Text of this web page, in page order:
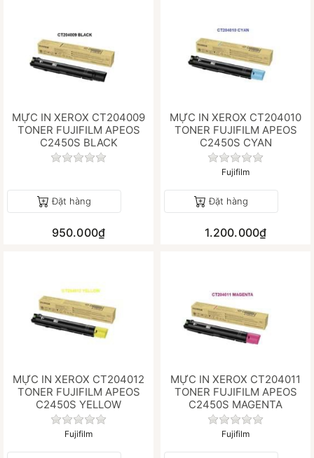
MỰC IN XEROX CT204009
TONER FUJIFILM APEOS
C2450S BLACK
Chưa có đánh giá nào cho sản phẩm này.
Đặt hàng
950.000₫
MỰC IN XEROX CT204010
TONER FUJIFILM APEOS
C2450S CYAN
Chưa có đánh
Fujifilm
Đặt hàng
1.200.000₫
MỰC IN XEROX CT204012
TONER FUJIFILM APEOS
C2450S YELLOW
Chưa có đánh giá nào cho sản phẩm này.
Fujifilm
MỰC IN XEROX CT204011
TONER FUJIFILM APEOS
C2450S MAGENTA
Chưa có đánh
Fujifilm